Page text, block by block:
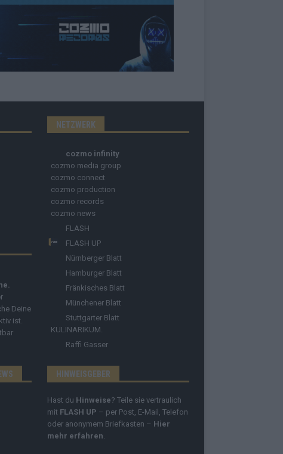
Deine
ist.
NETZWERK
cozmo infinity
cozmo media group
cozmo connect
cozmo production
cozmo records
cozmo news
FLASH
FLASH UP
Nürnberger Blatt
Hamburger Blatt
Fränkisches Blatt
Münchener Blatt
Stuttgarter Blatt
KULINARIKUM.
Raffi Gasser
HINWEISGEBER
Hast du Hinweise? Teile sie vertraulich
mit FLASH UP – per Post, E-Mail, Telefon
oder anonymem Briefkasten – Hier
mehr erfahren